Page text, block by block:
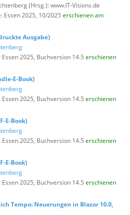
(Hrsg.): www.IT-Visions.de
Essen 2025, 10/2025 erschienen am
Ausgabe)
2025, Buchversion 14.5 erschienen
E-Book)
2025, Buchversion 14.5 erschienen
E-Book)
2025, Buchversion 14.5 erschienen
E-Book)
2025, Buchversion 14.5 erschienen
Tempo: Neuerungen in Blazor 10.0,